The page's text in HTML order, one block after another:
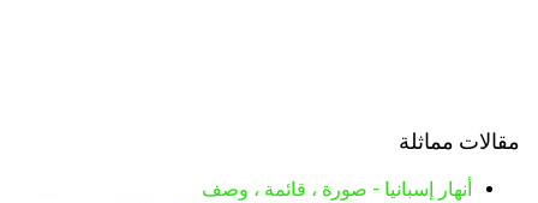
مقالات مماثلة
أنهار إسبانيا - صورة ، قائمة ، وصف